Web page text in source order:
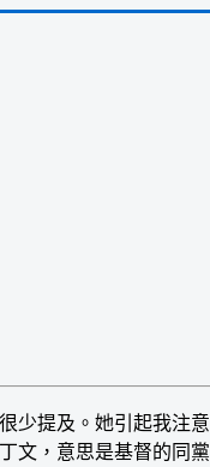
提及。她引起我注
文，意思是基督的同